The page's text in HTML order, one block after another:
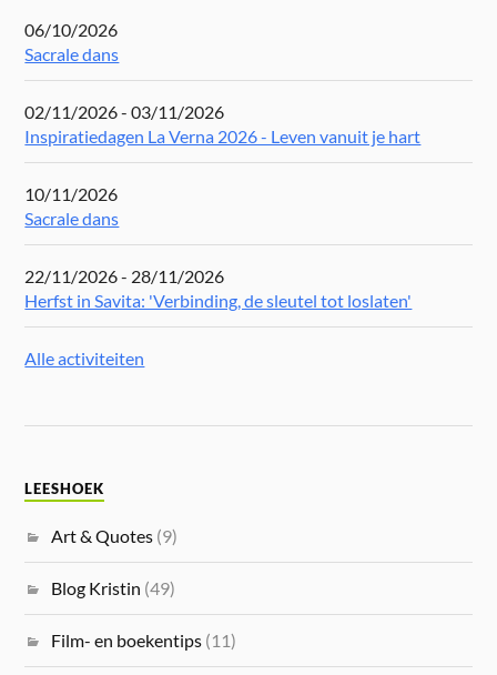
06/10/2026
Sacrale dans
02/11/2026 - 03/11/2026
Inspiratiedagen La Verna 2026 - Leven vanuit je hart
10/11/2026
Sacrale dans
22/11/2026 - 28/11/2026
Herfst in Savita: 'Verbinding, de sleutel tot loslaten'
Alle activiteiten
LEESHOEK
Art & Quotes (9)
Blog Kristin (49)
Film- en boekentips (11)